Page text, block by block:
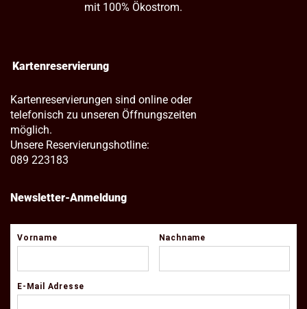
mit 100% Ökostrom.
Kartenreservierung
Kartenreservierungen sind online oder
telefonisch zu unseren Öffnungszeiten
möglich.
Unsere Reservierungshotline:
089 223183
Newsletter-Anmeldung